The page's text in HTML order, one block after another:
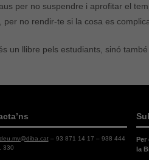
per no suspendre i aprofitar el
per no rendir-te si la cosa es
un llibre pels estudiants, sinó
– 93 871 14 17 – 938 444
330
Per
la